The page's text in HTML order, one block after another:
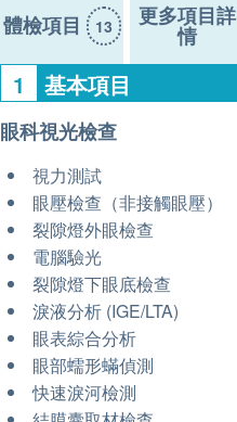
體檢項目 13 更多項目詳
情
1 基本項目
眼科視光檢查
視力測試
眼壓檢查（非接觸眼壓）
裂隙燈外眼檢查
電腦驗光
裂隙燈下眼底檢查
淚液分析 (IGE/LTA)
眼表綜合分析
眼部蠕形蟎偵測
快速淚河檢測